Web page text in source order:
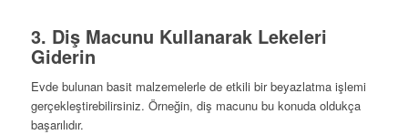
3. Diş Macunu Kullanarak Lekeleri
Giderin
Evde bulunan basit malzemelerle de etkili bir beyazlatma işlemi
gerçekleştirebilirsiniz. Örneğin, diş macunu bu konuda oldukça
başarılıdır.